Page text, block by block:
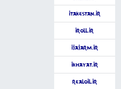
iTakestan.ir
iRoll.ir
iJajarm.ir
iKhayat.ir
RealOil.ir